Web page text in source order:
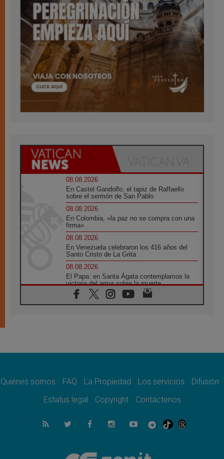
08.08.2026
En Castel Gandolfo, el tapiz de Raffaello
sobre el sermón de San Pablo
08.08.2026
En Colombia, «la paz no se compra con una
firma»
08.08.2026
En Venezuela celebraron los 416 años del
Santo Cristo de La Grita
08.08.2026
El Papa: en Santa Ágata contemplamos la
victoria del amor sobre la muerte
08.08.2026
León XIV visitará el Santuario de la Madre
07.08.2026
07.08.2026
el compromiso del cristiano"
La matanza de niños en Gaza no cesa: 300
muertos en 300 días
Tagle: La guerra desfigura el mundo, solo la
Quiénes somos FAQ La Propiedad Los servicios
Difusión
Estatus legal
Copyright Contáctenos